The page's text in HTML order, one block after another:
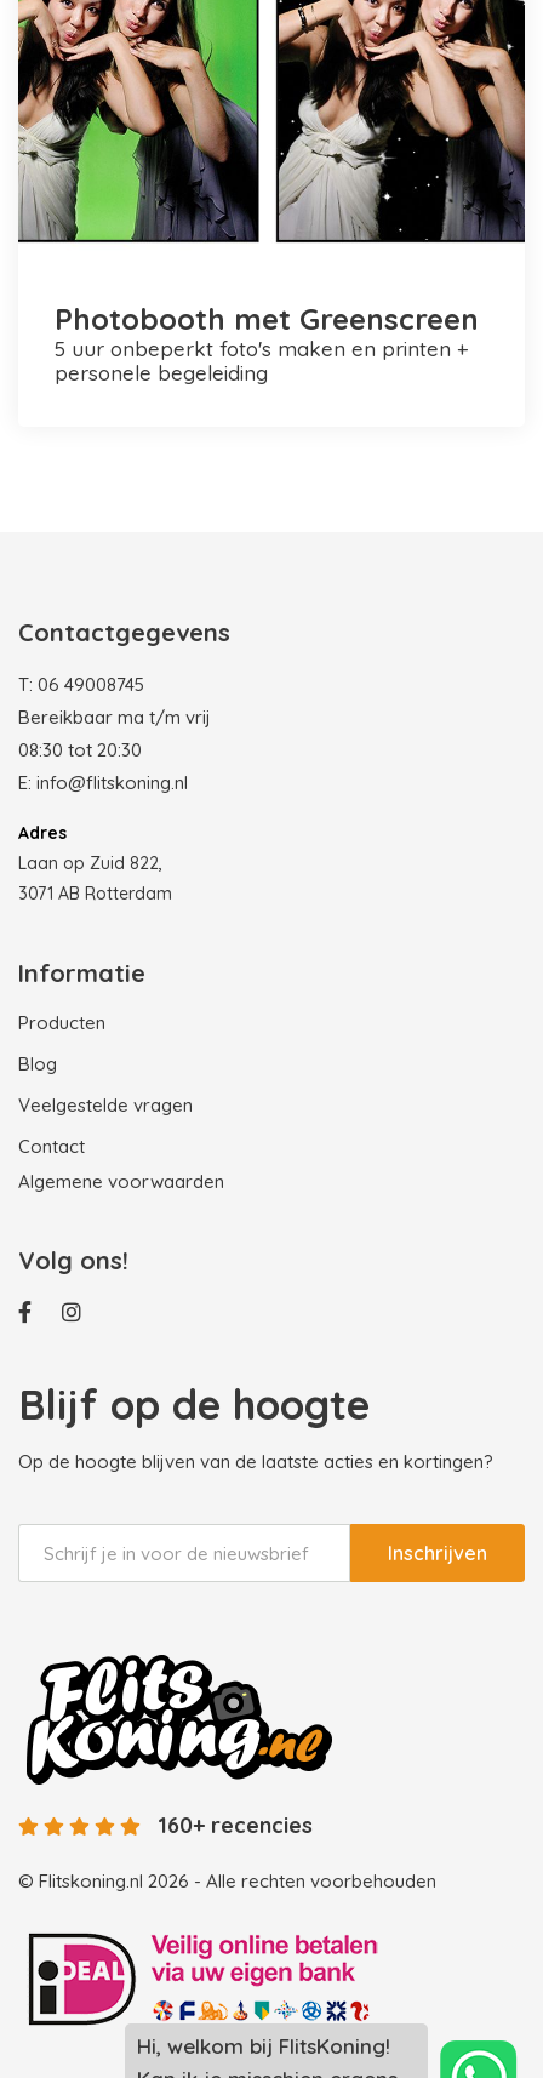
Hi, welkom bij FlitsKoning!
Photobooth met Greenscreen
5 uur onbeperkt foto's maken en printen +
personele begeleiding
Contactgegevens
T: 06 49008745
Bereikbaar ma t/m vrij
08:30 tot 20:30
E: info@flitskoning.nl
Adres
Laan op Zuid 822,
3071 AB Rotterdam
Informatie
Producten
Blog
Veelgestelde vragen
Contact
Algemene voorwaarden
Volg ons!
Blijf op de hoogte
Op de hoogte blijven van de laatste acties en kortingen?
Inschrijven
© Flitskoning.nl 2026 - Alle rechten voorbehouden
160+ recencies
Landingspagina overzicht photobooths